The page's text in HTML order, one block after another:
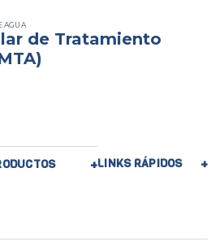
AGUA
de Tratamiento
LINKS RÁPIDOS